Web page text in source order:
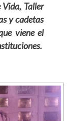
Vida, Taller
y cadetas
viene el